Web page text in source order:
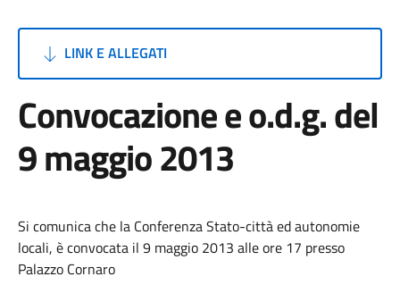
LINK E ALLEGATI
Convocazione e o.d.g. del
9 maggio 2013
Si comunica che la Conferenza Stato-città ed autonomie
locali, è convocata il 9 maggio 2013 alle ore 17 presso
Palazzo Cornaro